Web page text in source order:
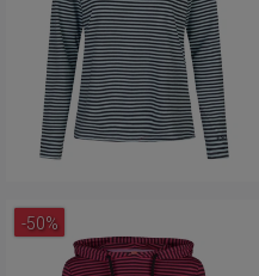
-50%